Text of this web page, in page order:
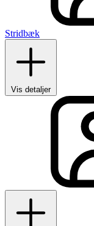
Stridbæk
Vis detaljer